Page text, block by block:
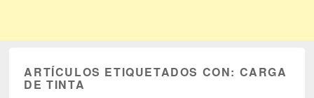
ARTÍCULOS ETIQUETADOS CON: CARGA
DE TINTA